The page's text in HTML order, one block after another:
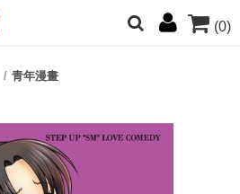
(0)
青年漫畫